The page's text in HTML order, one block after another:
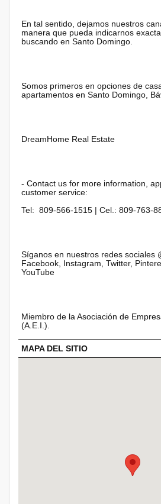
En tal sentido, dejamos nuestros
manera que pueda indicarnos
buscando en Santo Domingo.
Somos primeros en opciones de
apartamentos en Santo Domingo,
DreamHome Real Estate
- Contact us for more information,
customer service:
Tel: 809-566-1515 | Cel.: 809-763-
Síganos en nuestros redes sociales
Facebook, Instagram, Twitter,
YouTube
Miembro de la Asociación de
(A.E.I.).
MAPA DEL SITIO